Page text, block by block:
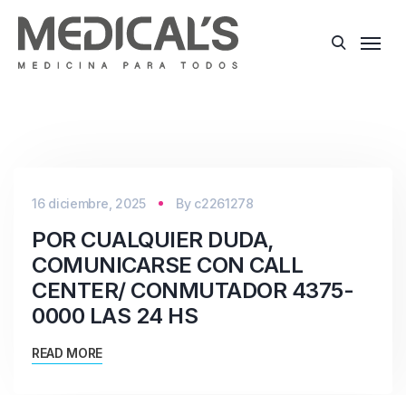
16 diciembre, 2025 By c2261278
POR CUALQUIER DUDA,
COMUNICARSE CON CALL
CENTER/ CONMUTADOR 4375-
0000 LAS 24 HS
READ MORE